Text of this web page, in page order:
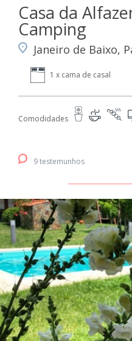
Casa da
Camping
Janeiro de Baixo,
1 x cama de casal
Comodidades
9 testemunhos